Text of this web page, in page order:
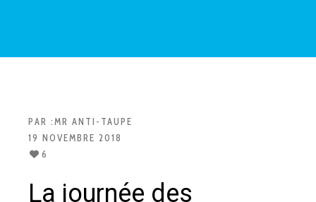
PAR :MR ANTI-TAUPE
19 NOVEMBRE 2018
6
La journée des